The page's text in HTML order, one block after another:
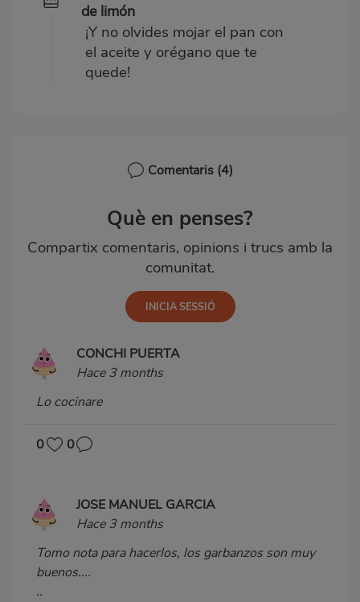
de limón
¡Y no olvides mojar el pan con
el aceite y orégano que te
quede!
Comentaris (4)
Què en penses?
Compartix comentaris, opinions i trucs amb la
comunitat.
CONCHI PUERTA
Hace 3 months
Lo cocinare
0 0
JOSE MANUEL GARCIA
Hace 3 months
Tomo nota para hacerlos, los garbanzos son muy
buenos....
..